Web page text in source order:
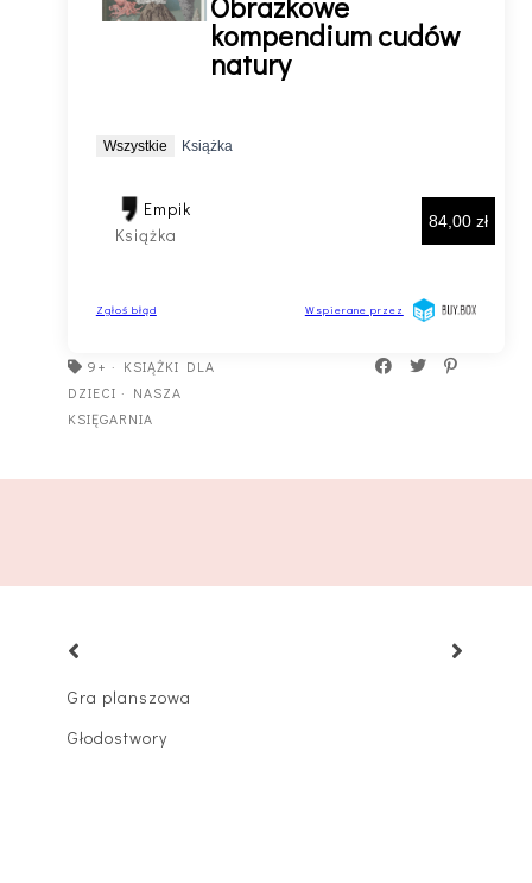
9+ · KSIĄŻKI DLA
DZIECI · NASZA
KSIĘGARNIA
Gra planszowa
Głodostwory